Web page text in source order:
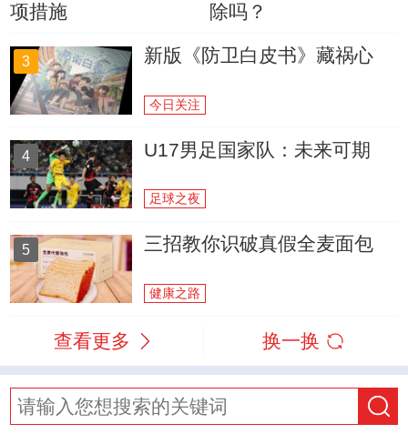
项措施
除吗？
3 新版《防卫白皮书》藏祸心
今日关注
4 U17男足国家队：未来可期
足球之夜
5 三招教你识破真假全麦面包
健康之路
查看更多 换一换